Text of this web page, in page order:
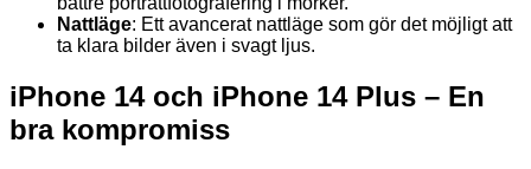
Nattläge: Ett avancerat nattläge som gör det möjligt att
ta klara bilder även i svagt ljus.
iPhone 14 och iPhone 14 Plus – En
bra kompromiss